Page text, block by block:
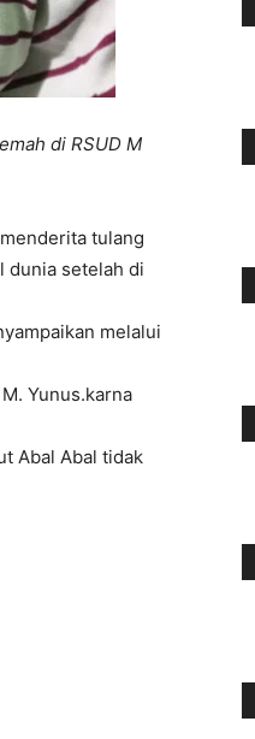
di RSUD M
tulang
dunia setelah di
melalui
Yunus.karna
Abal Abal tidak